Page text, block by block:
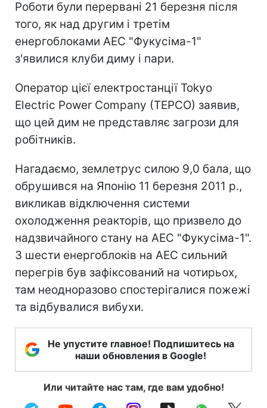
Роботи були перервані 21 березня після
того, як над другим і третім
енергоблоками АЕС "Фукусіма-1"
з'явилися клуби диму і пари.
Оператор цієї електростанції Tokyo
Electric Power Company (TEPCO) заявив,
що цей дим не представляє загрози для
робітників.
Нагадаємо, землетрус силою 9,0 бала, що
обрушився на Японію 11 березня 2011 р.,
викликав відключення системи
охолодження реакторів, що призвело до
надзвичайного стану на АЕС "Фукусіма-1".
З шести енергоблоків на АЕС сильний
перегрів був зафіксований на чотирьох,
там неодноразово спостерігалися пожежі
та відбувалися вибухи.
Не упустите главное! Подпишитесь на
наши обновления в Google!
Или читайте нас там, где вам удобно!